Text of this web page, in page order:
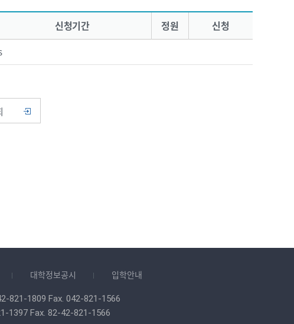
신청기간 정원 신청
대학정보공시 입학안내
821-1809 Fax. 042-821-1566
1397 Fax. 82-42-821-1566